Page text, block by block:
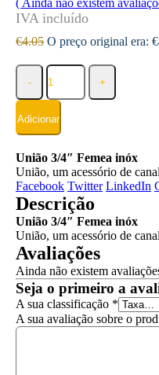
( Ainda não existem
€4.05 O preço original era:
- +
Adicionar
União 3/4″ Femea inóx
União, um acessório de
Facebook Twitter LinkedIn
Descrição
União 3/4″ Femea inóx
União, um acessório de
Avaliações
Ainda não existem
Seja o primeiro a
A sua classificação *
A sua avaliação sobre o